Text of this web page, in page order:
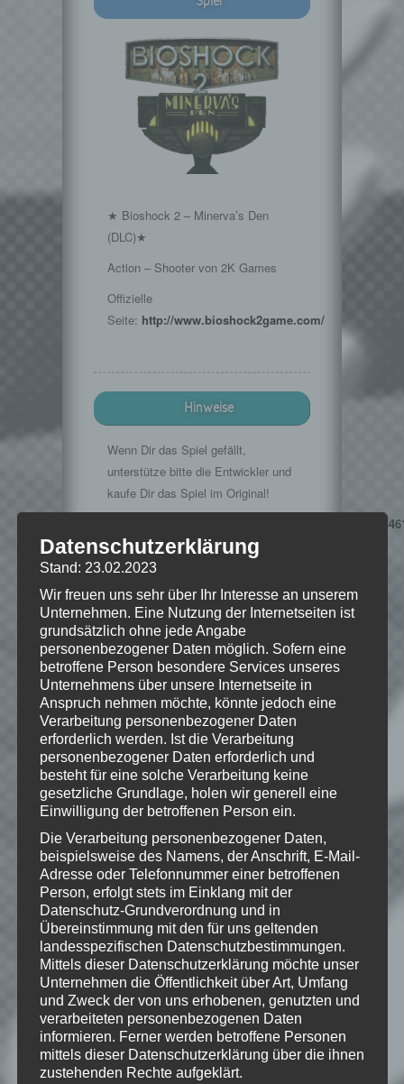
★ Bioshock 2 – Minerva’s Den
(DLC)★
Action – Shooter von 2K Games
Offizielle
Seite: http://www.bioshock2game.com/
Hinweise
Wenn Dir das Spiel gefällt,
unterstütze bitte die Entwickler und
kaufe Dir das Spiel im Original!
http://store.steampowered.com/app/
Musik im Intro:
http://www.teknoaxe.com
Vielen Dank für die Erlaubnis 🙂
© 2002-2013 Take-Two Interactive
Software and its subsidiaries. BioShock,
2K Games, the 2K Games logo, and
Take-Two Interactive Software are all
trademarks and/or registered trademarks
of Take-Two Interactive Software, Inc. All
Rights Reserved
Wie gefällt dir dieser Beitrag?
Klicke hier und lasse
eine Bewertung da!
Schreibe einen Kommentar
Deine E-Mail-Adresse wird nicht
veröffentlicht. Erforderliche Felder
sind mit*markiert
Kommentar *
Datenschutzerklärung
Stand: 23.02.2023
Wir freuen uns sehr über Ihr Interesse an unserem
Unternehmen. Eine Nutzung der Internetseiten ist
grundsätzlich ohne jede Angabe
personenbezogener Daten möglich. Sofern eine
betroffene Person besondere Services unseres
Unternehmens über unsere Internetseite in
Anspruch nehmen möchte, könnte jedoch eine
Verarbeitung personenbezogener Daten
erforderlich werden. Ist die Verarbeitung
personenbezogener Daten erforderlich und
besteht für eine solche Verarbeitung keine
gesetzliche Grundlage, holen wir generell eine
Einwilligung der betroffenen Person ein.
Die Verarbeitung personenbezogener Daten,
beispielsweise des Namens, der Anschrift, E-Mail-
Adresse oder Telefonnummer einer betroffenen
Person, erfolgt stets im Einklang mit der
Datenschutz-Grundverordnung und in
Übereinstimmung mit den für uns geltenden
landesspezifischen Datenschutzbestimmungen.
Mittels dieser Datenschutzerklärung möchte unser
Unternehmen die Öffentlichkeit über Art, Umfang
und Zweck der von uns erhobenen, genutzten und
verarbeiteten personenbezogenen Daten
informieren. Ferner werden betroffene Personen
mittels dieser Datenschutzerklärung über die ihnen
zustehenden Rechte aufgeklärt.